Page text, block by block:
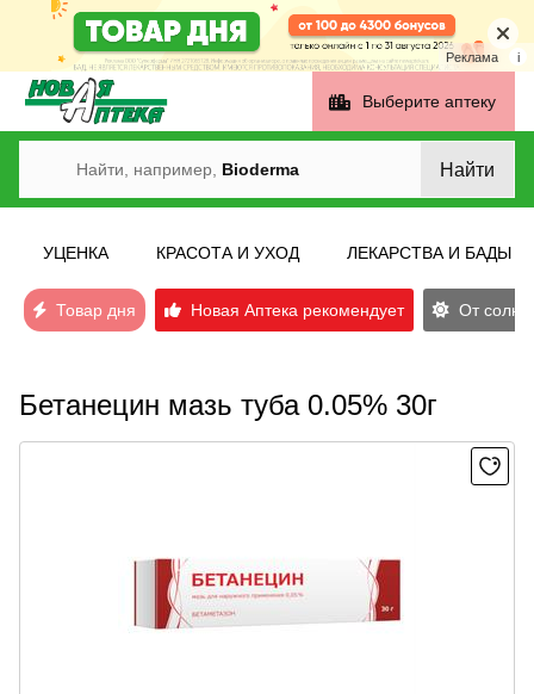
Реклама i
Выберите аптеку
Найти, например, Bioderma Найти
УЦЕНКА КРАСОТА И УХОД ЛЕКАРСТВА И БАДЫ
Товар дня Новая Аптека рекомендует От
Бетанецин мазь туба 0.05% 30г